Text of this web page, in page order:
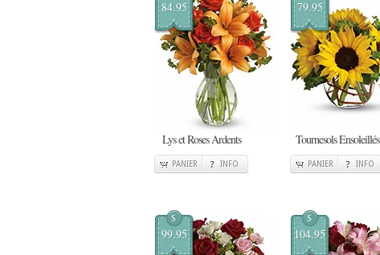
84.95
Lys et Roses Ardents
PANIER INFO
79.95
Tournesols Ensoleillés
PANIER INFO
$
99.95
$
104.95